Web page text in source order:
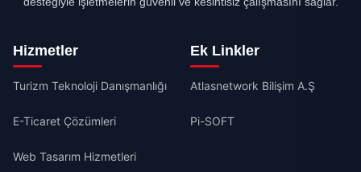
Hizmetler
Turizm Teknoloji Danışmanlığı
E-Ticaret Çözümleri
Web Tasarım Hizmetleri
Ek Linkler
Atlasnetwork Bilişim A.Ş
Pi-SOFT